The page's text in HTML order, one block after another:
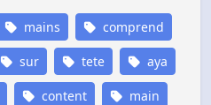
mains comprend
sur tete aya
content main